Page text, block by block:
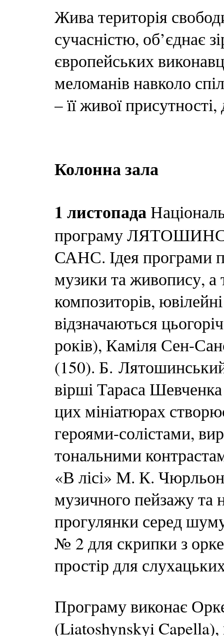
Жива територія
сучасністю, об’єднає
європейських
меломанів навколо
– її живої
Колонна зала
1 листопада
програму
САНС. Ідея програми
музики та живопису, а
композиторів,
відзначаються
років), Каміля Сен-
(150). Б.
вірші Тараса
цих мініатюрах
героями-солістами,
тональними
«В лісі» М. К.
музичного пейзажу та
прогулянки серед
№ 2 для скрипки з
простір для
Програму виконає
(Liatoshynskyi Capella),